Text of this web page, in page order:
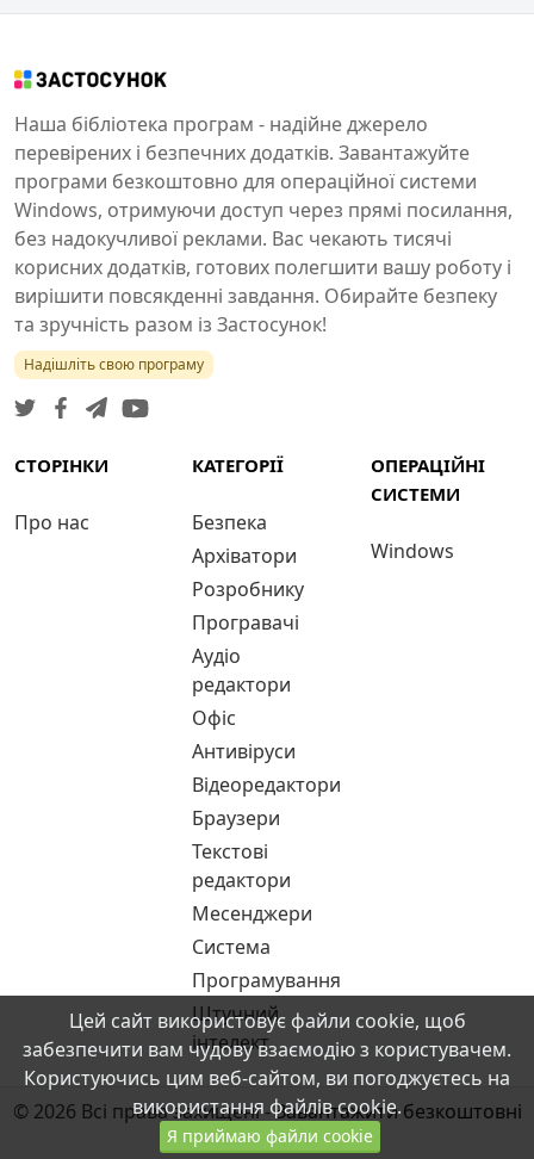
Наша бібліотека програм - надійне джерело
перевірених і безпечних додатків. Завантажуйте
програми безкоштовно для операційної системи
Windows, отримуючи доступ через прямі посилання,
без надокучливої реклами. Вас чекають тисячі
корисних додатків, готових полегшити вашу роботу і
вирішити повсякденні завдання. Обирайте безпеку
та зручність разом із Застосунок!
Надішліть свою програму
СТОРІНКИ
Про нас
КАТЕГОРІЇ
Безпека
Архіватори
Розробнику
Програвачі
Аудіо
редактори
Офіс
Антивіруси
Відеоредактори
Браузери
Текстові
редактори
Месенджери
Система
Програмування
Штучний
інтелект
ОПЕРАЦІЙНІ
СИСТЕМИ
Windows
© 2026 Всі права захищені -Завантажити безкоштовні
програми
Цей сайт використовує файли cookie, щоб
забезпечити вам чудову взаємодію з користувачем.
Користуючись цим веб-сайтом, ви погоджуєтесь на
використання файлів cookie.
Я приймаю файли cookie